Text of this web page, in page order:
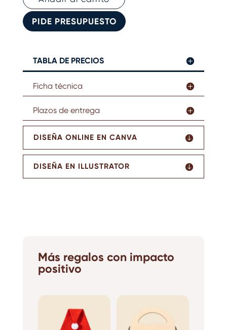
Everyday
cantidad
PIDE PRESUPUESTO
TABLA DE PRECIOS
Ficha técnica
Plazos de entrega
DISEÑA ONLINE EN CANVA
DISEÑA EN ILLUSTRATOR
Más regalos con impacto
positivo